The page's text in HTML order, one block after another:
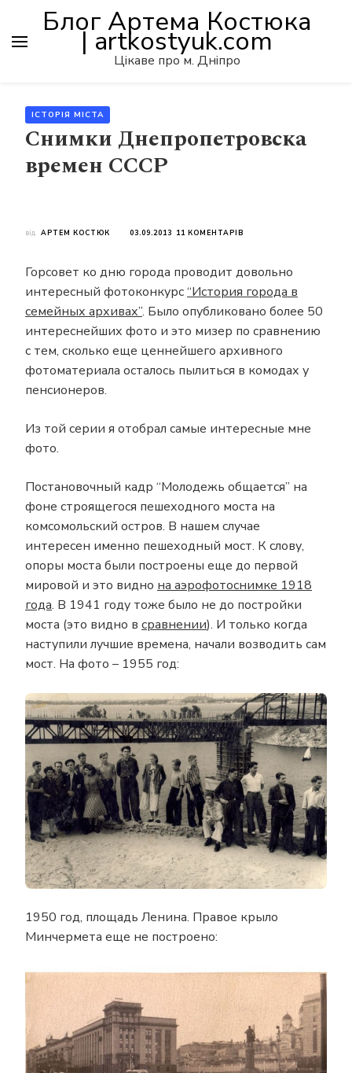
Блог Артема Костюка
| artkostyuk.com
Цікаве про м. Дніпро
ІСТОРІЯ МІСТА
Снимки Днепропетровска
времен СССР
від АРТЕМ КОСТЮК 03.09.2013 11 КОМЕНТАРІВ
ВРЕМЕН
Горсовет ко дню города проводит довольно
интересный фотоконкурс“История города в
семейных архивах”. Было опубликовано более 50
интереснейших фото и это мизер по сравнению
с тем, сколько еще ценнейшего архивного
фотоматериала осталось пылиться в комодах у
пенсионеров.
Из той серии я отобрал самые интересные мне
фото.
Постановочный кадр “Молодежь общается” на
фоне строящегося пешеходного моста на
комсомольский остров. В нашем случае
интересен именно пешеходный мост. К слову,
опоры моста были построены еще до первой
мировой и это видно на аэрофотоснимке 1918
года. В 1941 году тоже было не до постройки
моста (это видно в сравнении). И только когда
наступили лучшие времена, начали возводить сам
мост. На фото – 1955 год:
1950 год, площадь Ленина. Правое крыло
Минчермета еще не построено: